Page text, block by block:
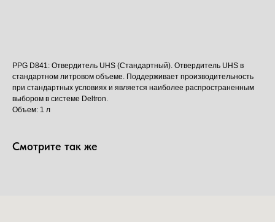
PPG D841: Отвердитель UHS (Стандартный). Отвердитель UHS в
стандартном литровом объеме. Поддерживает производительность
при стандартных условиях и является наиболее распространенным
выбором в системе Deltron.
Объем: 1 л
Смотрите так же